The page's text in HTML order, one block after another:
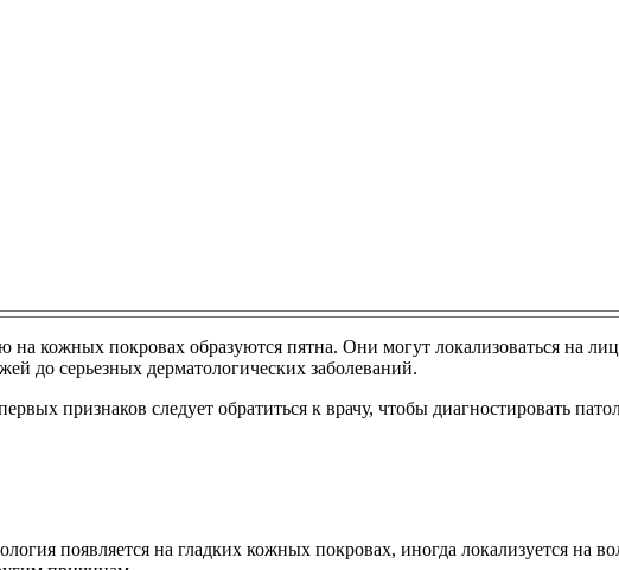
на кожных покровах образуются пятна. Они могут локализоваться на
до серьезных дерматологических заболеваний.
признаков следует обратиться к врачу, чтобы диагностировать
появляется на гладких кожных покровах, иногда локализуется на